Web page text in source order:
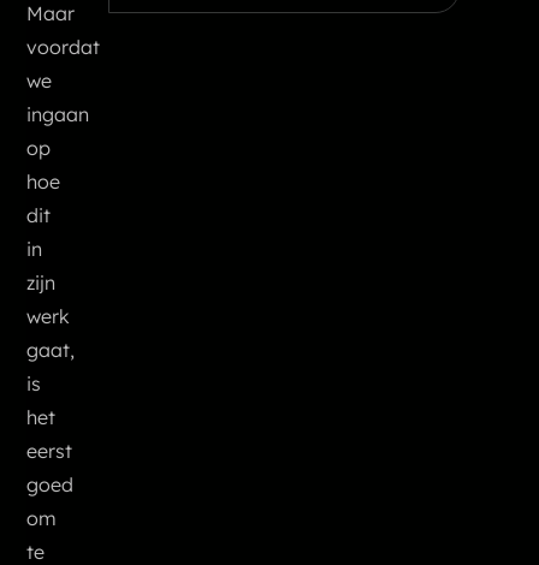
Maar
voordat
we
ingaan
op
hoe
dit
in
zijn
werk
gaat,
is
het
eerst
goed
om
te